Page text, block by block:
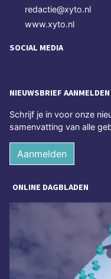
redactie@xyto.nl
www.xyto.nl
SOCIAL MEDIA
NIEUWSBRIEF AANMELDEN
Schrijf je in voor onze
samenvatting van alle
Aanmelden
ONLINE DAGBLADEN